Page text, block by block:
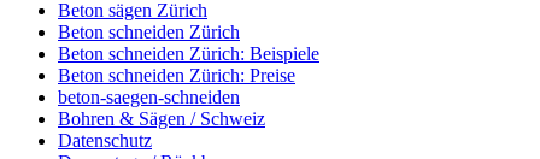
Beton sägen Zürich
Beton schneiden Zürich
Beton schneiden Zürich: Beispiele
Beton schneiden Zürich: Preise
beton-saegen-schneiden
Bohren & Sägen / Schweiz
Datenschutz